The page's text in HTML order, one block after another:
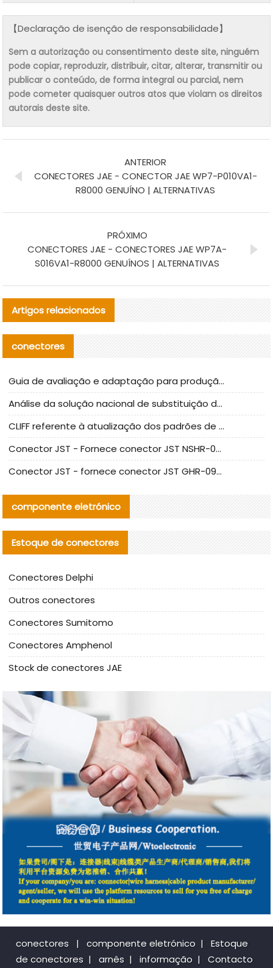
【Declaração de isenção de responsabilidade】
Sem a autorização ou consentimento deste site, ninguém
pode copiar, reproduzir, distribuir, citar, alterar, transmitir ou
publicar o conteúdo, de forma integral ou parcial, nem
pode cometer quaisquer outros atos que violam os direitos
autorais deste site.
ANTERIOR
CONECTORES JAE - CONECTOR JAE WP7-P010VA1-
R8000 GENUÍNO | ALTERNATIVAS
PRÓXIMO
CONECTORES JAE - CONECTORES JAE WP7A-
S016VA1-R8000 GENUÍNOS | ALTERNATIVAS
Artigos relacionados
conectores
Guia de avaliação e adaptação para produção em massa de componentes de cabos nacionais CNC Tech
Análise da solução nacional de substituição da linha de alta frequência I-PEX
CLIFF referente à atualização dos padrões de teste de conectores nacionais
Conector JST - Fornece conector JST NSHR-02V-S original | substituto
Conector JST - fornece conector JST GHR-09V-S autêntico | substituto
componente eletrónico
Estoque de conectores
Conectores Delphi
Outros conectores
Conectores Sumitomo
Conectores Amphenol
Stock de conectores JAE
conectores | componente eletrónico |
Estoque
de conectores | arnês | informação | Contacto